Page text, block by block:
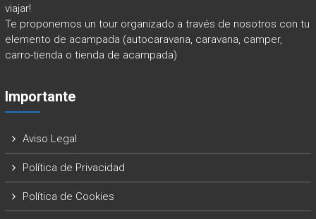
viajar!
Te proponemos un tour organizado a través de nosotros con tu
elemento de acampada (autocaravana, caravana, camper,
carro-tienda o tienda de acampada)
Importante
Aviso Legal
Política de Privacidad
Política de Cookies